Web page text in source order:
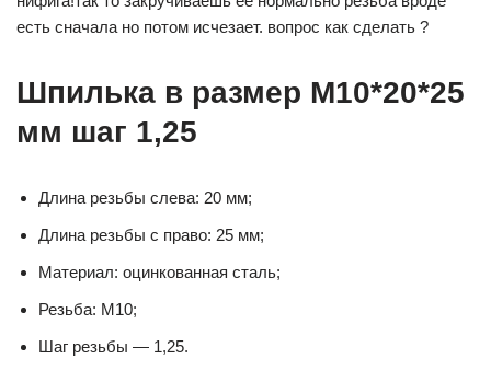
есть сначала но потом исчезает. вопрос как сделать ?
Шпилька в размер М10*20*25
мм шаг 1,25
Длина резьбы слева: 20 мм;
Длина резьбы с право: 25 мм;
Материал: оцинкованная сталь;
Резьба: М10;
Шаг резьбы — 1,25.